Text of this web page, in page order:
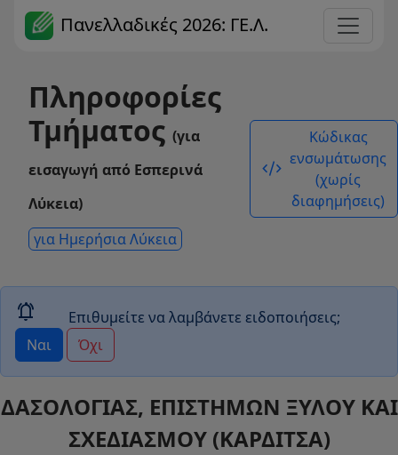
Πανελλαδικές 2026: ΓΕ.Λ.
Πληροφορίες
Τμήματος (για
εισαγωγή από Εσπερινά
Λύκεια)
για Ημερήσια Λύκεια
code_xml
Κώδικας
ενσωμάτωσης
(χωρίς
διαφημήσεις)
notifications_active
Επιθυμείτε να λαμβάνετε ειδοποιήσεις;
Ναι
Όχι
ΔΑΣΟΛΟΓΙΑΣ, ΕΠΙΣΤΗΜΩΝ ΞΥΛΟΥ ΚΑΙ
ΣΧΕΔΙΑΣΜΟΥ (ΚΑΡΔΙΤΣΑ)